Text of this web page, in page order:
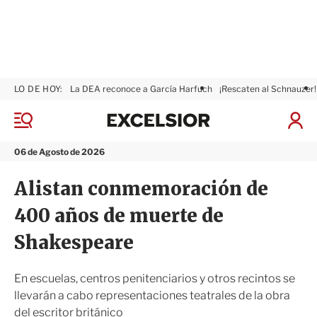
M
n
06 de Agosto de 2026
LO DE HOY: La DEA reconoce a García Harfuch ¡Rescaten al Schnauzer!
I
x
s
i
o
r
Alistan conmemoración de
400 años de muerte de
Shakespeare
En escuelas, centros penitenciarios y otros recintos se
llevarán a cabo representaciones teatrales de la obra
del escritor británico